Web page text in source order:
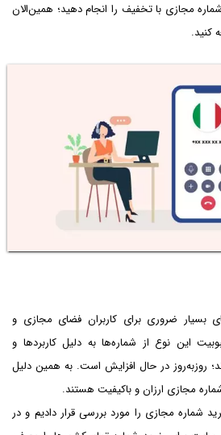
مجازی با تخفیف را انجام دهید؛ همین‌الان
کنید.
بسیار ضروری برای کاربران فضای مجازی و
این نوع از شماره‌ها به دلیل کاربردها و
روزبه‌روز در حال افزایش است. به همین دلیل
مجازی ارزان و باکیفیت هستند.
شماره مجازی را مورد بررسی قرار دادیم و در